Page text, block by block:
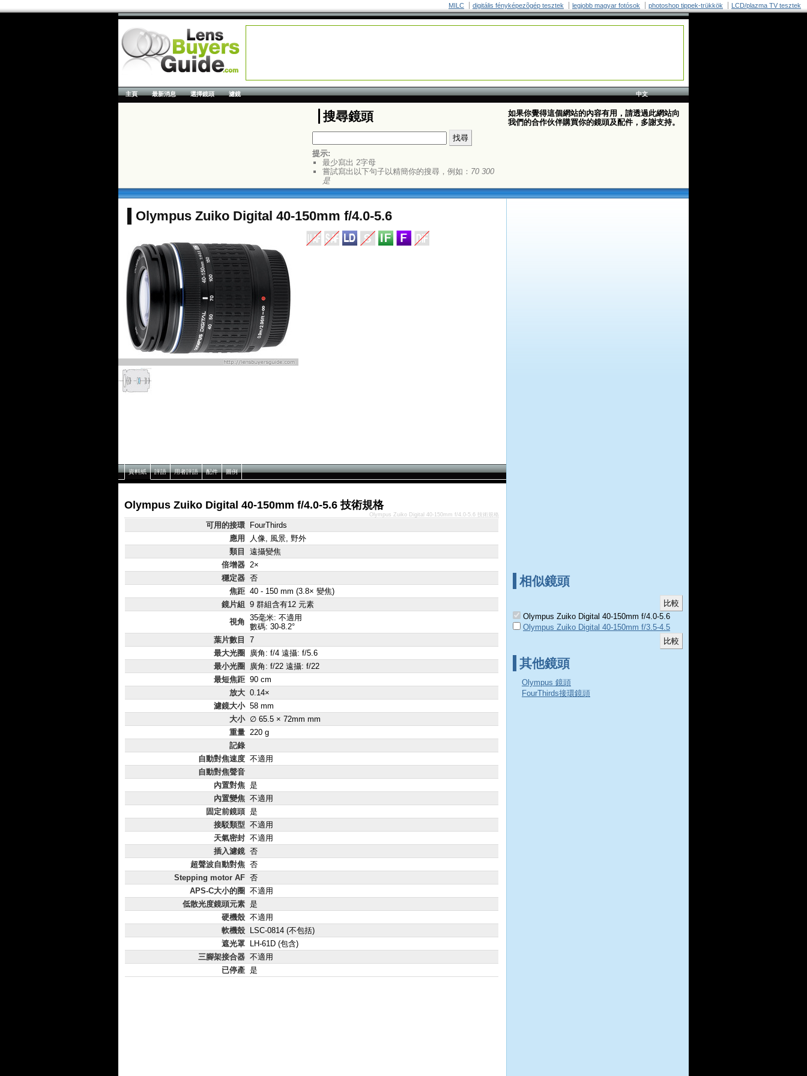
MILC digitális fényképezõgép tesztek legjobb magyar fotósok photoshop tippek-trükkök LCD/plazma TV tesztek
中文
主頁 最新消息 選擇鏡頭 濾鏡
搜尋鏡頭
提示:
最少寫出 2字母
嘗試寫出以下句子以精簡你的搜尋，例如： 70 300
是
如果你覺得這個網站的內容有用，請透過此網站向
我們的合作伙伴購買你的鏡頭及配件，多謝支持。
Olympus Zuiko Digital 40-150mm f/4.0-5.6
資料紙 評語 用者評語 配件 圖例
Olympus Zuiko Digital 40-150mm f/4.0-5.6 技術規格
可用的接環
FourThirds
應用
人像, 風景, 野外
類目
遠攝變焦
倍增器 2×
穩定器 否
焦距 40 - 150 mm (3.8× 變焦)
鏡片組
9 群組含有12 元素
視角 35毫米: 不適用
數碼: 30-8.2°
葉片數目
7
最大光圈
廣角: f/4 遠攝: f/5.6
最小光圈
廣角: f/22 遠攝: f/22
最短焦距 90 cm
放大 0.14×
濾鏡大小 58 mm
大小 ∅ 65.5 × 72mm mm
重量 220 g
記錄
自動對焦速度 不適用
自動對焦聲音
內置對焦 是
內置變焦 不適用
固定前鏡頭 是
接駁類型 不適用
天氣密封 不適用
插入濾鏡 否
超聲波自動對焦 否
Stepping motor AF 否
APS-C大小的圈
不適用
低散光度鏡頭元素 是
硬機殼 不適用
軟機殼
LSC-0814 (不包括)
遮光罩
LH-61D (包含)
三腳架接合器 不適用
已停產 是
Olympus Zuiko Digital 40-150mm f/4.0-5.6 技術規格
相似鏡頭
Olympus Zuiko Digital 40-150mm f/4.0-5.6
Olympus Zuiko Digital 40-150mm f/3.5-4.5
其他鏡頭
Olympus 鏡頭
FourThirds接環鏡頭